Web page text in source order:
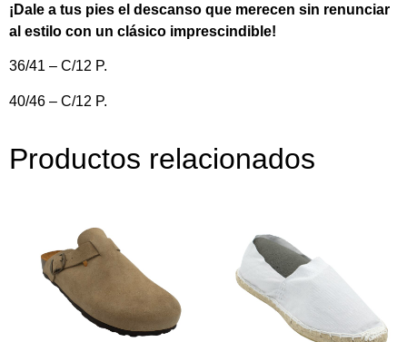
¡Dale a tus pies el descanso que merecen sin renunciar
al estilo con un clásico imprescindible!
36/41 – C/12 P.
40/46 – C/12 P.
Productos relacionados